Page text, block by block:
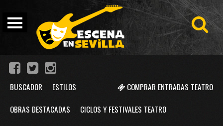
COMPRAR ENTRADAS TEATRO
BUSCADOR ESTILOS
OBRAS DESTACADAS CICLOS Y FESTIVALES TEATRO